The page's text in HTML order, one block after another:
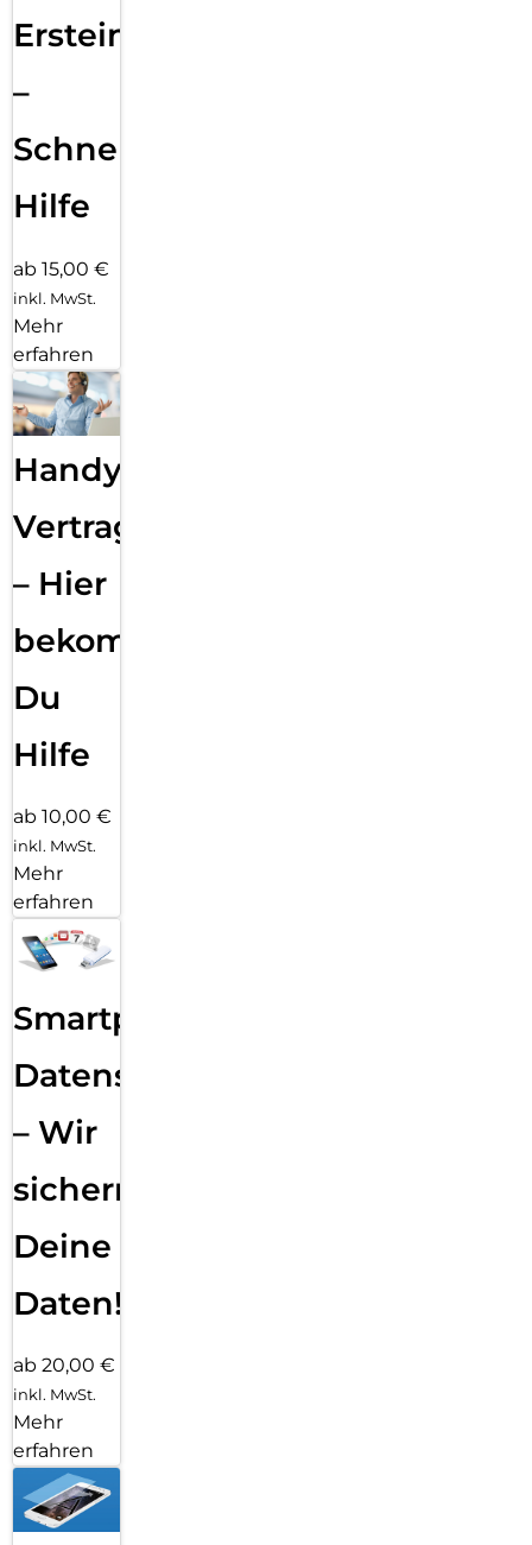
Ersteinrichtung
–
Schnelle
Hilfe
ab 15,00 €
inkl. MwSt.
Mehr
erfahren
Handy
Vertragsabwicklung
– Hier
bekommst
Du
Hilfe
ab 10,00 €
inkl. MwSt.
Mehr
erfahren
Smartphone
Datensicherung
– Wir
sichern
Deine
Daten!
ab 20,00 €
inkl. MwSt.
Mehr
erfahren